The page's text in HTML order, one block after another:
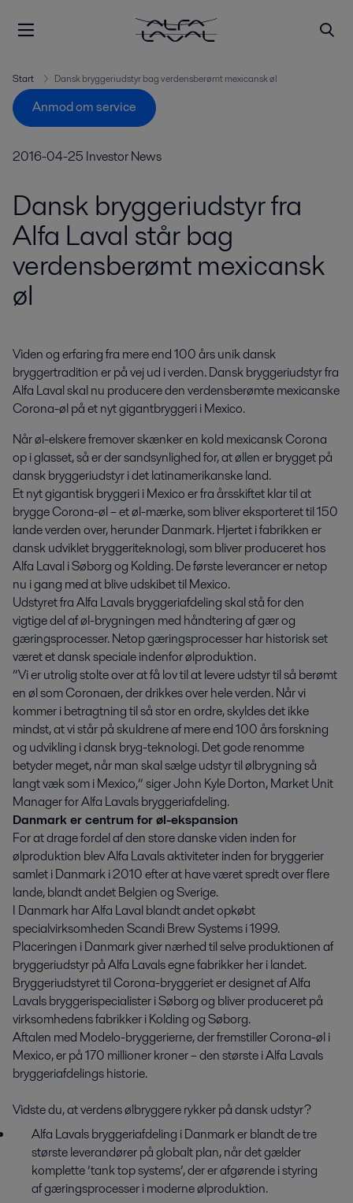
Start Dansk bryggeriudstyr bag verdensberømt mexicansk øl
Anmod om service
2016-04-25 Investor News
Dansk bryggeriudstyr fra
Alfa Laval står bag
verdensberømt mexicansk
øl
Viden og erfaring fra mere end 100 års unik dansk
bryggertradition er på vej ud i verden. Dansk bryggeriudstyr fra
Alfa Laval skal nu producere den verdensberømte mexicanske
Corona-øl på et nyt gigantbryggeri i Mexico.
Når øl-elskere fremover skænker en kold mexicansk Corona
op i glasset, så er der sandsynlighed for, at øllen er brygget på
dansk bryggeriudstyr i det latinamerikanske land.
Et nyt gigantisk bryggeri i Mexico er fra årsskiftet klar til at
brygge Corona-øl – et øl-mærke, som bliver eksporteret til 150
lande verden over, herunder Danmark. Hjertet i fabrikken er
dansk udviklet bryggeriteknologi, som bliver produceret hos
Alfa Laval i Søborg og Kolding. De første leverancer er netop
nu i gang med at blive udskibet til Mexico.
Udstyret fra Alfa Lavals bryggeriafdeling skal stå for den
vigtige del af øl-brygningen med håndtering af gær og
gæringsprocesser. Netop gæringsprocesser har historisk set
været et dansk speciale indenfor ølproduktion.
”Vi er utrolig stolte over at få lov til at levere udstyr til så berømt
en øl som Coronaen, der drikkes over hele verden. Når vi
kommer i betragtning til så stor en ordre, skyldes det ikke
mindst, at vi står på skuldrene af mere end 100 års forskning
og udvikling i dansk bryg-teknologi. Det gode renomme
betyder meget, når man skal sælge udstyr til ølbrygning så
langt væk som i Mexico,” siger John Kyle Dorton, Market Unit
Manager for Alfa Lavals bryggeriafdeling.
Danmark er centrum for øl-ekspansion
For at drage fordel af den store danske viden inden for
ølproduktion blev Alfa Lavals aktiviteter inden for bryggerier
samlet i Danmark i 2010 efter at have været spredt over flere
lande, blandt andet Belgien og Sverige.
I Danmark har Alfa Laval blandt andet opkøbt
specialvirksomheden Scandi Brew Systems i 1999.
Placeringen i Danmark giver nærhed til selve produktionen af
bryggeriudstyr på Alfa Lavals egne fabrikker her i landet.
Bryggeriudstyret til Corona-bryggeriet er designet af Alfa
Lavals bryggerispecialister i Søborg og bliver produceret på
virksomhedens fabrikker i Kolding og Søborg.
Aftalen med Modelo-bryggerierne, der fremstiller Corona-øl i
Mexico, er på 170 millioner kroner – den største i Alfa Lavals
bryggeriafdelings historie.
Vidste du, at verdens ølbryggere rykker på dansk udstyr?
Alfa Lavals bryggeriafdeling i Danmark er blandt de tre
største leverandører på globalt plan, når det gælder
komplette ’tank top systems’, der er afgørende i styring
af gæringsprocesser i moderne ølproduktion.